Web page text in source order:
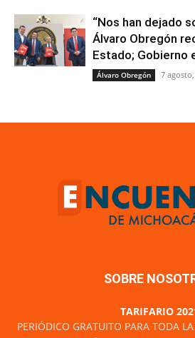
“Nos han dejado
Álvaro Obregón
Estado; Gobierno
Álvaro Obregón 7
SOBRE
TARIFARIO
PERIÓDICO GRATUITO PARA TODA